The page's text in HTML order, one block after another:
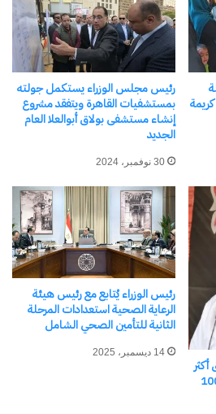
المرسلة إلى بريدك
رئيس مجلس الوزراء يستكمل جولته
بمستشفيات القاهرة ويتفقد مشروع
إنشاء مستشفى بولاق أبوالعلا العام
الجديد
30 نوفمبر، 2024
الثانى « مبادرة 100
رئيس الوزراء يُتابع مع رئيس هيئة
الرعاية الصحية استعدادات المرحلة
الثانية للتأمين الصحي الشامل
14 ديسمبر، 2025